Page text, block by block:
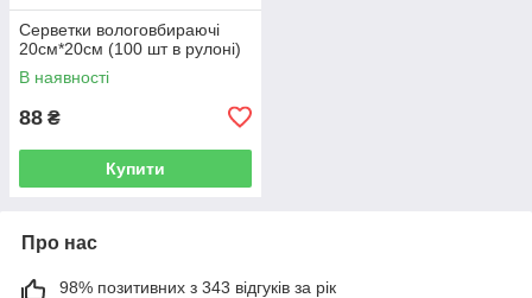
Серветки вологовбираючі
20см*20см (100 шт в рулоні)
В наявності
88 ₴
Купити
Про нас
98% позитивних з 343 відгуків за рік